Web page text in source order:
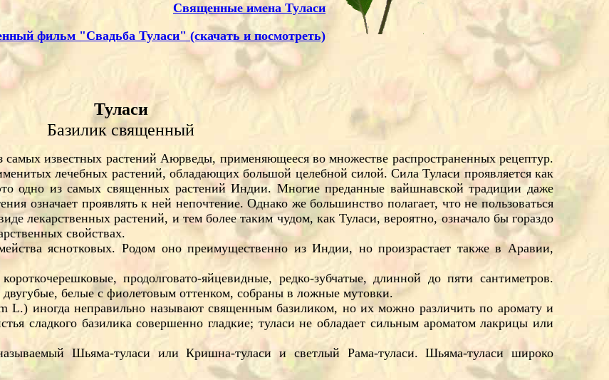
Священные имена Туласи
фильм "Свадьба Туласи" (скачать и посмотреть)
Туласи
Базилик священный
известных растений Аюрведы, применяющееся во множестве распространенных рецептур.
лечебных растений, обладающих большой целебной силой. Сила Туласи проявляется как
одно из самых священных растений Индии. Многие преданные вайшнавской традиции даже
означает проявлять к ней непочтение. Однако же большинство полагает, что не пользоваться
лекарственных растений, и тем более таким чудом, как Туласи, вероятно, означало бы гораздо
свойствах.
яснотковых. Родом оно преимущественно из Индии, но произрастает также в Аравии,
продолговато-яйцевидные, редко-зубчатые, длинной до пяти сантиметров.
белые с фиолетовым оттенком, собраны в ложные мутовки.
L.) иногда неправильно называют священным базиликом, но их можно различить по аромату и
сладкого базилика совершенно гладкие; туласи не обладает сильным ароматом лакрицы или
Шьяма-туласи или Кришна-туласи и светлый Рама-туласи. Шьяма-туласи широко